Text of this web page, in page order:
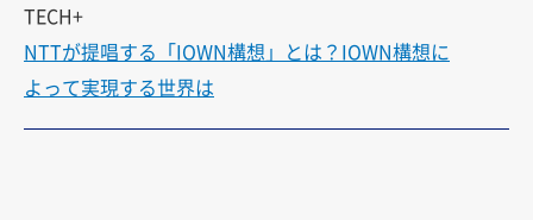
TECH+
NTTが提唱する「IOWN構想」とは？IOWN構想に
よって実現する世界は